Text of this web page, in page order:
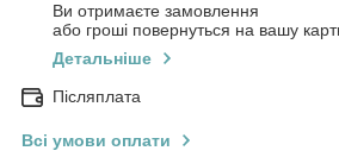
Ви отримаєте замовлення
або гроші повернуться на вашу
Детальніше
Післяплата
Всі умови оплати